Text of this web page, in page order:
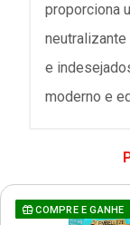
proporciona
e
moderno e
COMPRE E GANHE